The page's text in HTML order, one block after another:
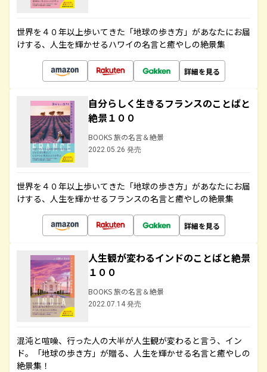
世界を４０年以上歩いてきた「地球の歩き方」があなたにお届
けする、人生を輝かせるハワイの名言と癒やしの絶景集
詳細を見る
自分らしく生きるフランスのことばと
絶景１００
BOOKS 旅の名言＆絶景
2022.05.26 発売
世界を４０年以上歩いてきた「地球の歩き方」があなたにお届
けする、人生を輝かせるフランスの名言と癒やしの絶景集
詳細を見る
人生観が変わるインドのことばと絶景
１００
BOOKS 旅の名言＆絶景
2022.07.14 発売
混沌と喧噪、行った人の大半が人生観が変わると言う、イン
ド。「地球の歩き方」が贈る、人生を輝かせる名言と癒やしの
絶景集！